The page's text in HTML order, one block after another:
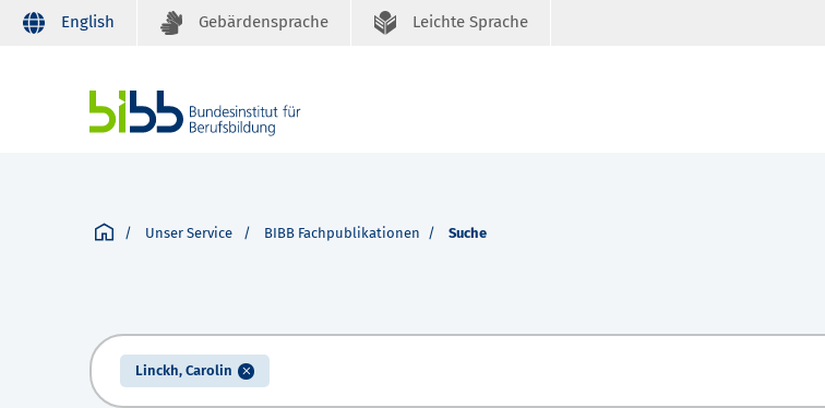
English Gebärdensprache Leichte Sprache
Unser Service BIBB Fachpublikationen Suche
Linckh, Carolin